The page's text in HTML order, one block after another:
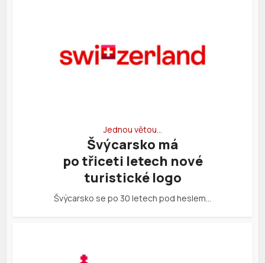
Jednou větou…
Švýcarsko má
po třiceti letech nové
turistické logo
Švýcarsko se po 30 letech pod heslem…